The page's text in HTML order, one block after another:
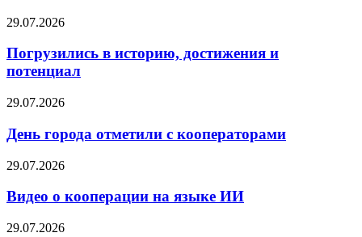
29.07.2026
Погрузились в историю, достижения и
потенциал
29.07.2026
День города отметили с кооператорами
29.07.2026
Видео о кооперации на языке ИИ
29.07.2026